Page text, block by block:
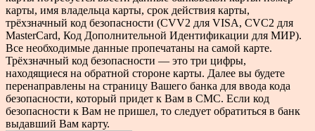
карты, имя владельца карты, срок действия карты,
трёхзначный код безопасности (CVV2 для VISA, CVC2 для
MasterCard, Код Дополнительной Идентификации для МИР).
Все необходимые данные пропечатаны на самой карте.
Трёхзначный код безопасности — это три цифры,
находящиеся на обратной стороне карты. Далее вы будете
перенаправлены на страницу Вашего банка для ввода кода
безопасности, который придет к Вам в СМС. Если код
безопасности к Вам не пришел, то следует обратиться в банк
выдавший Вам карту.